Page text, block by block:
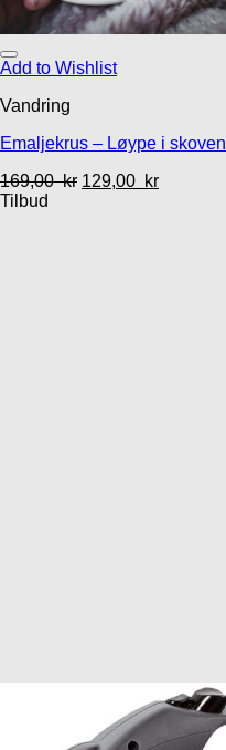
Add to Wishlist
Vandring
Emaljekrus – Løype i skoven
169,00kr 129,00 kr
Tilbud